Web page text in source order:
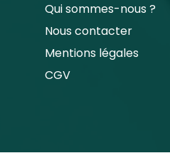
Qui sommes-nous ?
Nous contacter
Mentions légales
CGV